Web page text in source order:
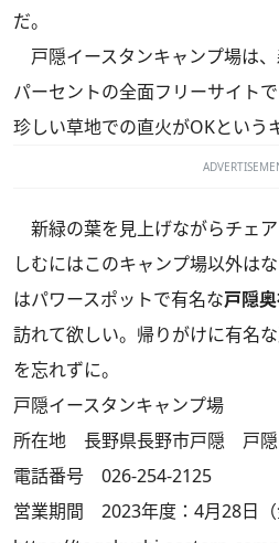
だ。
戸隠イースタンキャンプ場は
パーセントの全面フリーサイト
珍しい草地での直火がOKという
新緑の葉を見上げながらチェ
しむにはこのキャンプ場以外は
はパワースポットで有名な戸隠
訪れて欲しい。帰りがけに有名
を忘れずに。
戸隠イースタンキャンプ場
所在地 長野県長野市戸隠 戸隠
電話番号 026-254-2125
営業期間 2023年度：4月28日（